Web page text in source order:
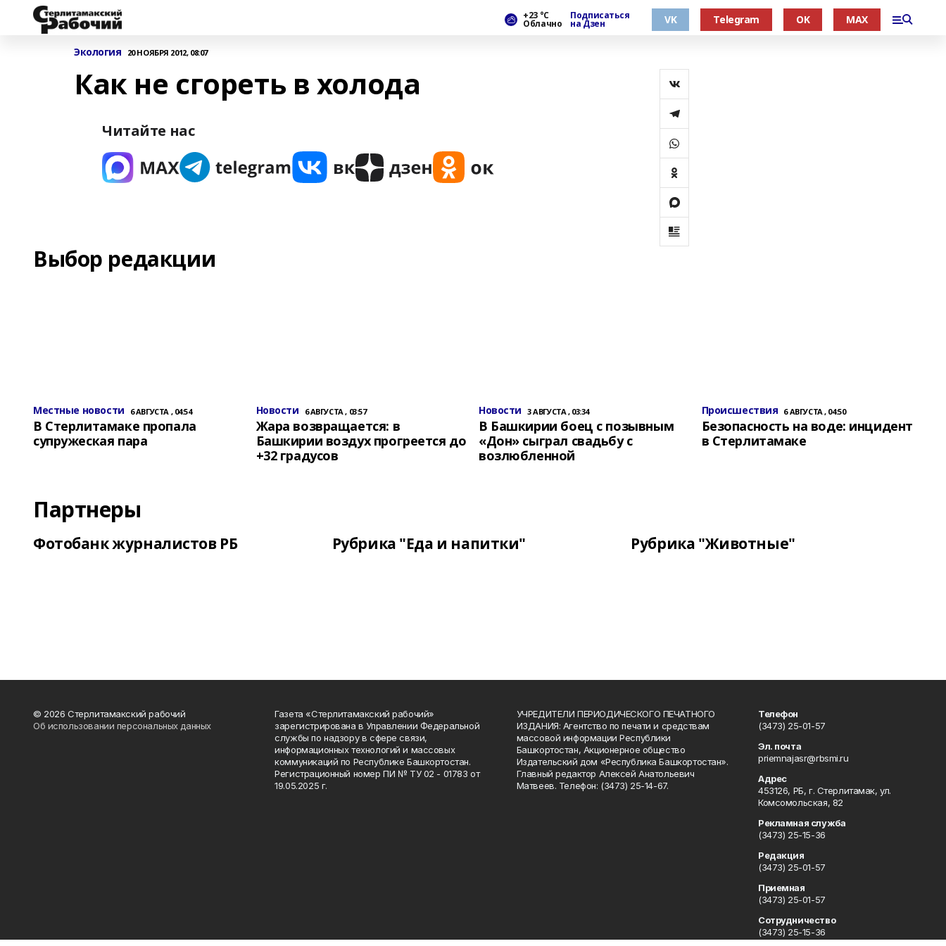
+23 °С
Облачно
Подписаться
на Дзен VK Telegram OK MAX
Экология 20 НОЯБРЯ 2012, 08:07
Как не сгореть в холода
Читайте нас
Выбор редакции
Местные новости 6 АВГУСТА , 04:54
В Стерлитамаке пропала
супружеская пара
Новости 6 АВГУСТА , 03:57
Жара возвращается: в
Башкирии воздух прогреется до
+32 градусов
Новости 3 АВГУСТА , 03:34
В Башкирии боец с позывным
«Дон» сыграл свадьбу с
возлюбленной
Происшествия 6 АВГУСТА , 04:50
Безопасность на воде: инцидент
в Стерлитамаке
Партнеры
Фотобанк журналистов РБ Рубрика "Еда и напитки" Рубрика "Животные"
© 2026 Стерлитамакский рабочий
Об использовании персональных данных
Газета «Стерлитамакский рабочий»
зарегистрирована в Управлении Федеральной
службы по надзору в сфере связи,
информационных технологий и массовых
коммуникаций по Республике Башкортостан.
Регистрационный номер ПИ № ТУ 02 - 01783 от
19.05.2025 г.
УЧРЕДИТЕЛИ ПЕРИОДИЧЕСКОГО ПЕЧАТНОГО
ИЗДАНИЯ: Агентство по печати и средствам
массовой информации Республики
Башкортостан, Акционерное общество
Издательский дом «Республика Башкортостан».
Главный редактор Алексей Анатольевич
Матвеев. Телефон: (3473) 25-14-67.
Телефон
(3473) 25-01-57
Эл. почта
priemnajasr@rbsmi.ru
Адрес
453126, РБ, г. Стерлитамак, ул.
Комсомольская, 82
Рекламная служба
(3473) 25-15-36
Редакция
(3473) 25-01-57
Приемная
(3473) 25-01-57
Сотрудничество
(3473) 25-15-36